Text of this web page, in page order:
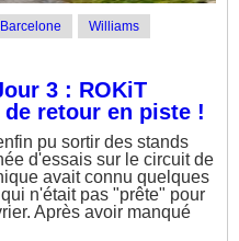
Williams
3 : ROKiT
retour en piste !
pu sortir des stands
d'essais sur le circuit de
avait connu quelques
n'était pas "prête" pour
Après avoir manqué